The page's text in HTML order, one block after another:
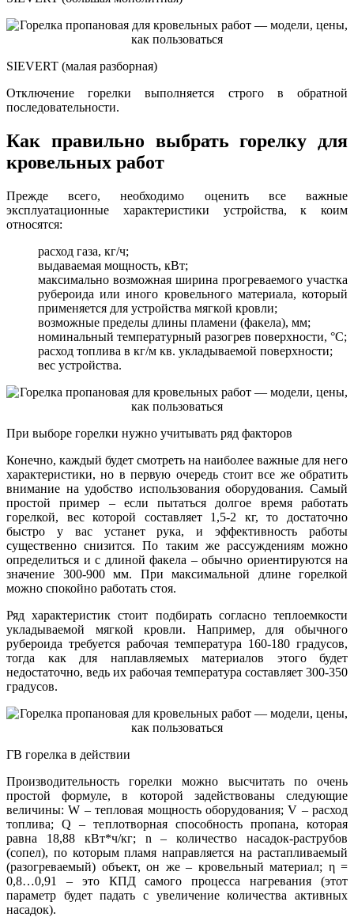
SIEVERT (малая разборная)
Отключение горелки выполняется строго в обратной
последовательности.
Как правильно выбрать горелку для
кровельных работ
Прежде всего, необходимо оценить все важные
эксплуатационные характеристики устройства, к коим
относятся:
расход газа, кг/ч;
выдаваемая мощность, кВт;
максимально возможная ширина прогреваемого участка
рубероида или иного кровельного материала, который
применяется для устройства мягкой кровли;
возможные пределы длины пламени (факела), мм;
номинальный температурный разогрев поверхности, °С;
расход топлива в кг/м кв. укладываемой поверхности;
вес устройства.
При выборе горелки нужно учитывать ряд факторов
Конечно, каждый будет смотреть на наиболее важные для него
характеристики, но в первую очередь стоит все же обратить
внимание на удобство использования оборудования. Самый
простой пример – если пытаться долгое время работать
горелкой, вес которой составляет 1,5-2 кг, то достаточно
быстро у вас устанет рука, и эффективность работы
существенно снизится. По таким же рассуждениям можно
определиться и с длиной факела – обычно ориентируются на
значение 300-900 мм. При максимальной длине горелкой
можно спокойно работать стоя.
Ряд характеристик стоит подбирать согласно теплоемкости
укладываемой мягкой кровли. Например, для обычного
рубероида требуется рабочая температура 160-180 градусов,
тогда как для наплавляемых материалов этого будет
недостаточно, ведь их рабочая температура составляет 300-350
градусов.
ГВ горелка в действии
Производительность горелки можно высчитать по очень
простой формуле, в которой задействованы следующие
величины: W – тепловая мощность оборудования; V – расход
топлива; Q – теплотворная способность пропана, которая
равна 18,88 кВт*ч/кг; n – количество насадок-раструбов
(сопел), по которым пламя направляется на растапливаемый
(разогреваемый) объект, он же – кровельный материал; η =
0,8…0,91 – это КПД самого процесса нагревания (этот
параметр будет падать с увеличение количества активных
насадок).